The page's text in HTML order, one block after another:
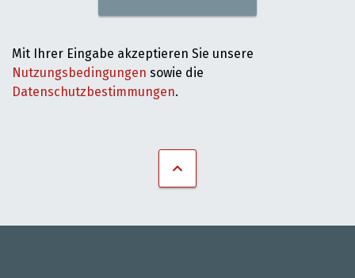
Mit Ihrer Eingabe akzeptieren Sie unsere
Nutzungsbedingungen sowie die
Datenschutzbestimmungen.